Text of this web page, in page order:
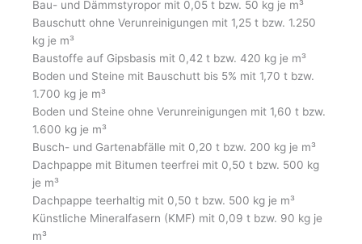
Bau- und Dämmstyropor mit 0,05 t bzw. 50 kg je m³
Bauschutt ohne Verunreinigungen mit 1,25 t bzw. 1.250
kg je m³
Baustoffe auf Gipsbasis mit 0,42 t bzw. 420 kg je m³
Boden und Steine mit Bauschutt bis 5% mit 1,70 t bzw.
1.700 kg je m³
Boden und Steine ohne Verunreinigungen mit 1,60 t bzw.
1.600 kg je m³
Busch- und Gartenabfälle mit 0,20 t bzw. 200 kg je m³
Dachpappe mit Bitumen teerfrei mit 0,50 t bzw. 500 kg
je m³
Dachpappe teerhaltig mit 0,50 t bzw. 500 kg je m³
Künstliche Mineralfasern (KMF) mit 0,09 t bzw. 90 kg je
m³